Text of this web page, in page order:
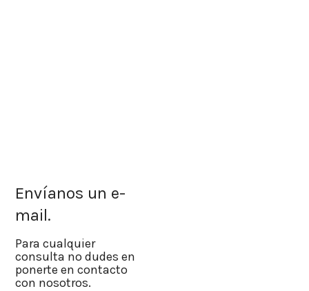
Envíanos un e-
mail.
Para cualquier
consulta no dudes en
ponerte en contacto
con nosotros.